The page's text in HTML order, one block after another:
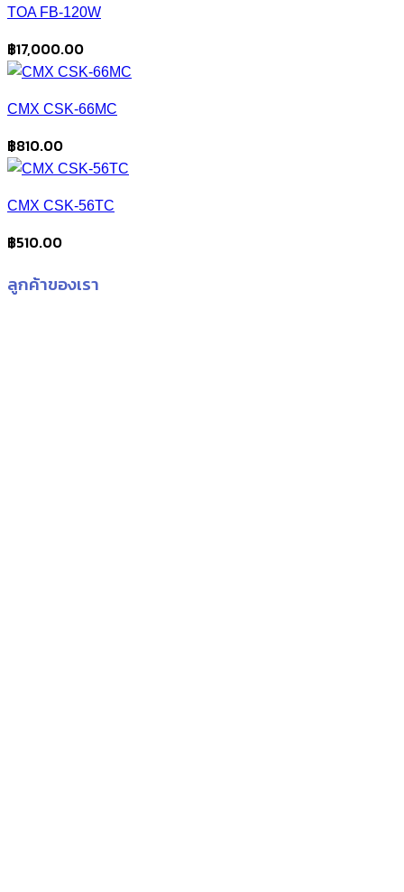
TOA FB-120W
฿17,000.00
CMX CSK-66MC
฿810.00
CMX CSK-56TC
฿510.00
ลูกค้าของเรา